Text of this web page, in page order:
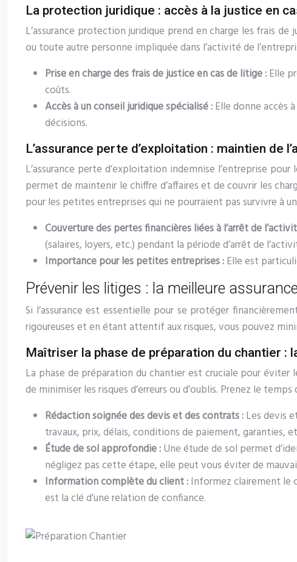
La protection juridique : accès à la justice en
L’assurance protection juridique prend en charge les frais
ou toute autre personne impliquée dans l’activité de
Prise en charge des frais de justice en cas de litige :Elle
coûts.
Accès à un conseil juridique spécialisé :Elle donne accès
décisions.
L’assurance perte d’exploitation : maintien de
L’assurance perte d’exploitation indemnise l’entreprise
permet de maintenir le chiffre d’affaires et de couvrir les
pour les petites entreprises qui ne pourraient pas survivre à
Couverture des pertes financières liées à l’arrêt de
(salaires, loyers, etc.) pendant la période d’arrêt de
Importance pour les petites entreprises :Elle est
Prévenir les litiges : la meilleure
Si l’assurance est essentielle pour se protéger
rigoureuses et en étant attentif aux risques, vous pouvez
Maîtriser la phase de préparation du chantier :
La phase de préparation du chantier est cruciale pour
de minimiser les risques d’erreurs ou d’oublis. Prenez le
Rédaction soignée des devis et des contrats :Les devis
travaux, prix, délais, conditions de paiement, garanties,
Étude de sol approfondie :Une étude de sol permet
négligez pas cette étape, elle peut vous éviter de
Information complète du client :Informez clairement le
est la clé d’une relation de confiance.